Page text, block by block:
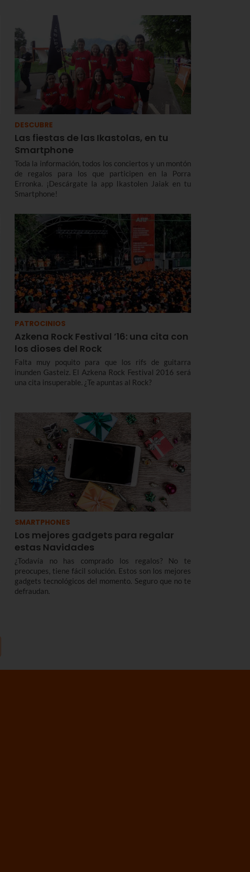
DESCUBRE
Las fiestas de las Ikastolas, en tu
Smartphone
Toda la información, todos los conciertos y un montón
de regalos para los que participen en la Porra
Erronka. ¡Descárgate la app Ikastolen Jaiak en tu
Smartphone!
PATROCINIOS
Azkena Rock Festival ’16: una cita con
los dioses del Rock
Falta muy poquito para que los rifs de guitarra
inunden Gasteiz. El Azkena Rock Festival 2016 será
una cita insuperable. ¿Te apuntas al Rock?
SMARTPHONES
Los mejores gadgets para regalar
estas Navidades
¿Todavía no has comprado los regalos? No te
preocupes, tiene fácil solución. Estos son los mejores
gadgets tecnológicos del momento. Seguro que no te
defraudan.